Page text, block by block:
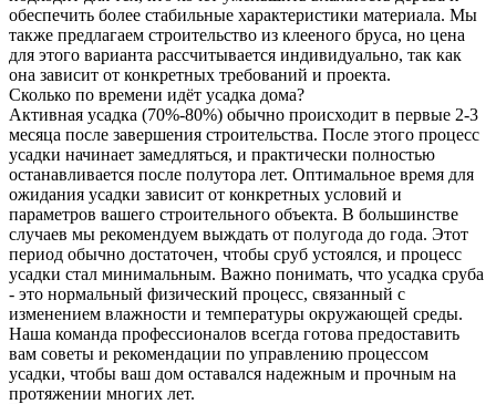
обеспечить более стабильные характеристики материала. Мы
также предлагаем строительство из клееного бруса, но цена
для этого варианта рассчитывается индивидуально, так как
она зависит от конкретных требований и проекта.
Сколько по времени идёт усадка дома?
Активная усадка (70%-80%) обычно происходит в первые 2-3
месяца после завершения строительства. После этого процесс
усадки начинает замедляться, и практически полностью
останавливается после полутора лет. Оптимальное время для
ожидания усадки зависит от конкретных условий и
параметров вашего строительного объекта. В большинстве
случаев мы рекомендуем выждать от полугода до года. Этот
период обычно достаточен, чтобы сруб устоялся, и процесс
усадки стал минимальным. Важно понимать, что усадка сруба
- это нормальный физический процесс, связанный с
изменением влажности и температуры окружающей среды.
Наша команда профессионалов всегда готова предоставить
вам советы и рекомендации по управлению процессом
усадки, чтобы ваш дом оставался надежным и прочным на
протяжении многих лет.